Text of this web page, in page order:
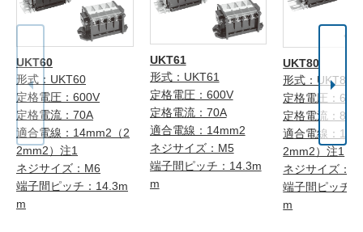
UKT60
形式：UKT60
定格電圧：600V
定格電流：70A
適合電線：14mm2（2
2mm2）注1
ネジサイズ：M6
端子間ピッチ：14.3m
m
UKT61
形式：UKT61
定格電圧：600V
定格電流：70A
適合電線：14mm2
ネジサイズ：M5
端子間ピッチ：14.3m
m
UKT80
形式：UKT80
定格電圧：
定格電流：80A
適合電線：
2mm2）注1
ネジサイズ：
端子間ピッチ
m